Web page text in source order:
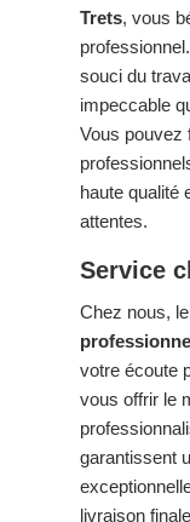
Trets, vous
souci du
impeccable
Vous pouvez
haute qualité
attentes.
Service
Chez nous,
votre écoute
vous offrir le
garantissent
livraison